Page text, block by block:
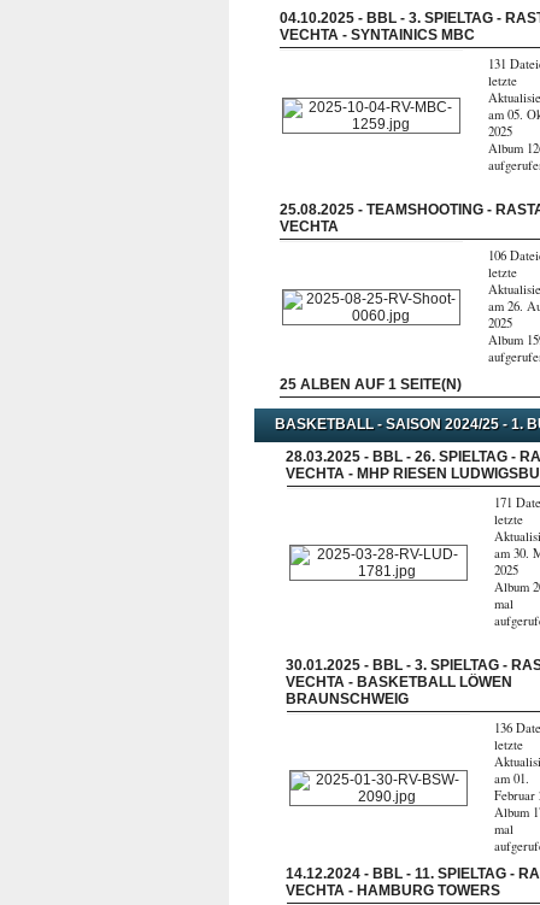
04.10.2025 - BBL - 3. SPIELTAG -
VECHTA - SYNTAINICS MBC
131
letzte
am 05.
2025
Album
25.08.2025 - TEAMSHOOTING -
VECHTA
106
letzte
am 26.
2025
Album
25 ALBEN AUF 1 SEITE(N)
BASKETBALL - SAISON 2024/25 - 1.
28.03.2025 - BBL - 26. SPIELTAG -
VECHTA - MHP RIESEN
171
letzte
am 30.
2025
Album
mal
30.01.2025 - BBL - 3. SPIELTAG -
VECHTA - BASKETBALL LÖWEN
BRAUNSCHWEIG
136
letzte
am 01.
Februar
Album
mal
14.12.2024 - BBL - 11. SPIELTAG -
VECHTA - HAMBURG TOWERS